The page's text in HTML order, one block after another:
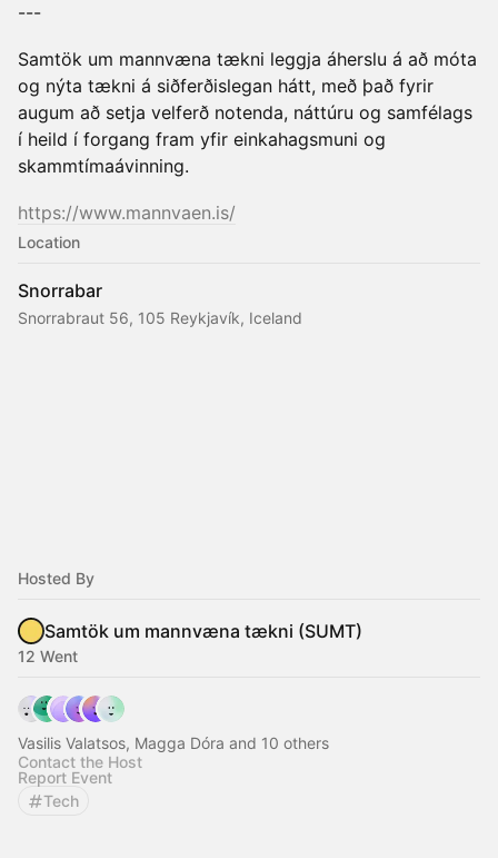
---
Samtök um mannvæna tækni leggja áherslu á að móta
og nýta tækni á siðferðislegan hátt, með það fyrir
augum að setja velferð notenda, náttúru og samfélags
í heild í forgang fram yfir einkahagsmuni og
skammtímaávinning.
https://www.mannvaen.is/
Location
Snorrabar
Snorrabraut 56, 105 Reykjavík, Iceland
Hosted By
Samtök um mannvæna tækni (SUMT)
12 Went
Vasilis Valatsos, Magga Dóra and 10 others
Contact the Host
Report Event
Tech